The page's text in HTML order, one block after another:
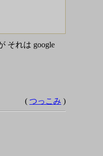
それは google
( つっこみ )